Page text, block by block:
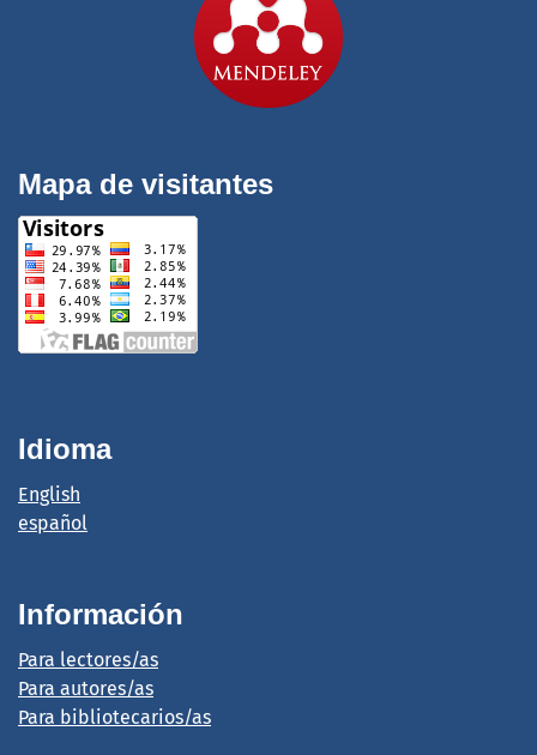
Mapa de visitantes
Idioma
English
español
Información
Para lectores/as
Para autores/as
Para bibliotecarios/as